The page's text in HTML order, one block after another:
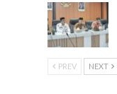
PREV NEXT